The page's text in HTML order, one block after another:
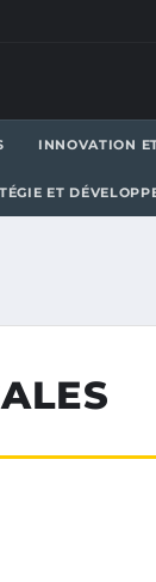
INNOVATION
ET